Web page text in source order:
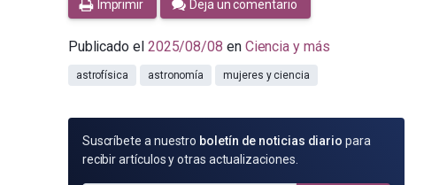
Imprimir Deja un comentario
Publicado el 2025/08/08 en Ciencia y más
astrofísica astronomía mujeres y ciencia
SUSCRÍBETE
POR
Suscríbete a nuestro boletín de noticias diario para
recibir artículos y otras actualizaciones.